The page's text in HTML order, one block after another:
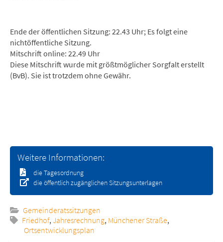
Ende der öffentlichen Sitzung: 22.43 Uhr; Es folgt eine
nichtöffentliche Sitzung.
Mitschrift online: 22.49 Uhr
Diese Mitschrift wurde mit größtmöglicher Sorgfalt erstellt
(BvB). Sie ist trotzdem ohne Gewähr.
Weitere Informationen:
die Tagesordnung
die öffentlich zugänglichen Sitzungsunterlagen
Gemeinderatssitzungen
Friedhof,Jahresrechnung, Münchener Straße,
Ortsentwicklungsplan